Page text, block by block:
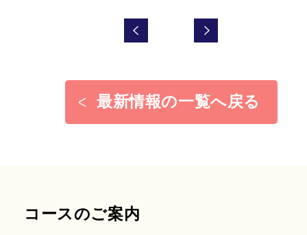
最新情報の一覧へ戻る
コースのご案内